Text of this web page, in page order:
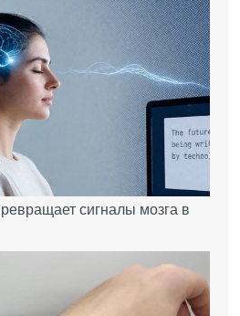
сигналы мозга в